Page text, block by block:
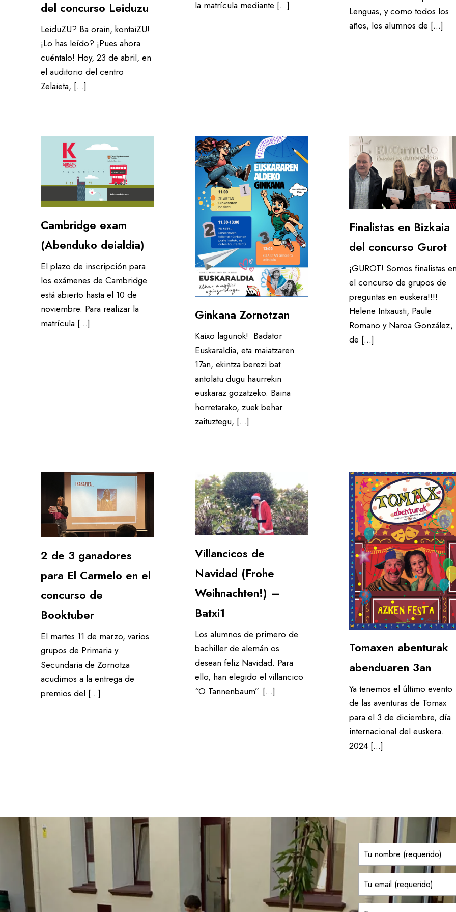
del concurso Leiduzu
LeiduZU? Ba orain, kontaiZU!
¡Lo has leído? ¡Pues ahora
cuéntalo! Hoy, 23 de abril, en
el auditorio del centro
Zelaieta, […]
la matrícula mediante […]
Lenguas, y como todos los
años, los alumnos de […]
Cambridge exam
(Abenduko deialdia)
El plazo de inscripción para
los exámenes de Cambridge
está abierto hasta el 10 de
noviembre. Para realizar la
matrícula […]
Ginkana Zornotzan
Kaixo lagunok! Badator
Euskaraldia, eta maiatzaren
17an, ekintza berezi bat
antolatu dugu haurrekin
euskaraz gozatzeko. Baina
horretarako, zuek behar
zaituztegu, […]
Finalistas en Bizkaia
del concurso Gurot
¡GUROT! Somos finalistas
el concurso de grupos de
preguntas en euskera!!!!
Helene Intxausti, Paule
Romano y Naroa González,
de […]
2 de 3 ganadores
para El Carmelo en el
concurso de
Booktuber
El martes 11 de marzo, varios
grupos de Primaria y
Secundaria de Zornotza
acudimos a la entrega de
premios del […]
Villancicos de
Navidad (Frohe
Weihnachten!) –
Batxi1
Los alumnos de primero de
bachiller de alemán os
desean feliz Navidad. Para
ello, han elegido el villancico
“O Tannenbaum”. […]
Tomaxen abenturak
abenduaren 3an
Ya tenemos el último evento
de las aventuras de Tomax
para el 3 de diciembre, día
internacional del euskera.
2024 […]